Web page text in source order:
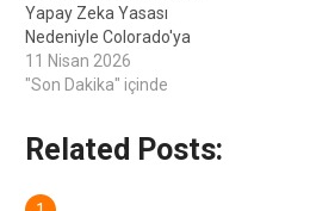
Yapay Zeka Yasası
Nedeniyle Colorado'ya
Dava AçtıMadeni Para
FiyatlarıBTC$72,840,000,82%.
11 Nisan 2026
"Son Dakika" içinde
Related Posts: